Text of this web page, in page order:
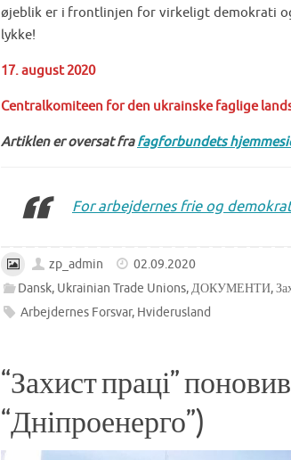
øjeblik er i frontlinjen for virkeligt demokrati
lykke!
17. august 2020
Centralkomiteen for den ukrainske faglige
Artiklen er oversat frafagforbundets
For arbejdernes frie og
zp_admin
02.09.2020
Dansk, Ukrainian Trade Unions,ДОКУМЕНТИ,
Arbejdernes Forsvar, Hviderusland
“Захист праці”
“Дніпроенерго”)